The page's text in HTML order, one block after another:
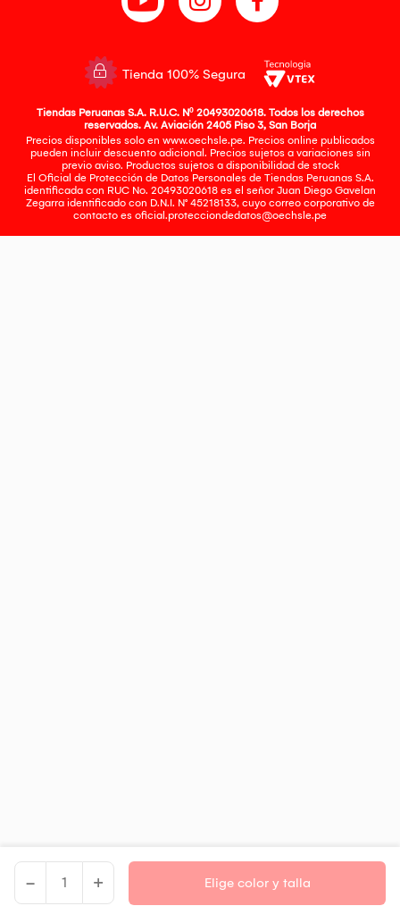
- + Elige color y talla
Tienda 100% Segura
Tiendas Peruanas S.A. R.U.C. Nº 20493020618. Todos los derechos
reservados. Av. Aviación 2405 Piso 3, San Borja
Precios disponibles solo en www.oechsle.pe. Precios online publicados
pueden incluir descuento adicional. Precios sujetos a variaciones sin
previo aviso. Productos sujetos a disponibilidad de stock
El Oficial de Protección de Datos Personales de Tiendas Peruanas S.A.
identificada con RUC No. 20493020618 es el señor Juan Diego Gavelan
Zegarra identificado con D.N.I. N° 45218133, cuyo correo corporativo de
contacto es oficial.protecciondedatos@oechsle.pe